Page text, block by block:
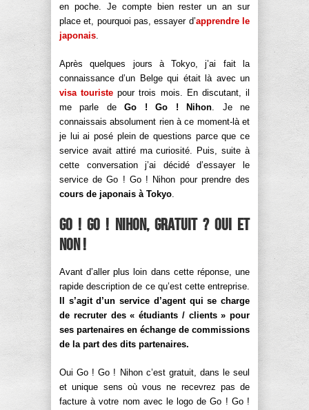
en poche. Je compte bien rester un an sur
place et, pourquoi pas, essayer d’apprendre le
japonais.
Après quelques jours à Tokyo, j’ai fait la
connaissance d’un Belge qui était là avec un
visa touristepour trois mois. En discutant, il
me parle deGo ! Go ! Nihon. Je ne
connaissais absolument rien à ce moment-là et
je lui ai posé plein de questions parce que ce
service avait attiré ma curiosité. Puis, suite à
cette conversation j’ai décidé d’essayer le
service de Go ! Go ! Nihon pour prendre des
cours de japonais à Tokyo.
Go ! Go ! Nihon, gratuit ? Oui et
non !
Avant d’aller plus loin dans cette réponse, une
rapide description de ce qu’est cette entreprise.
Il s’agit d’un service d’agent qui se charge
de recruter des « étudiants / clients » pour
ses partenaires en échange de commissions
de la part des dits partenaires.
Oui Go ! Go ! Nihon c’est gratuit, dans le seul
et unique sens où vous ne recevrez pas de
facture à votre nom avec le logo de Go ! Go !